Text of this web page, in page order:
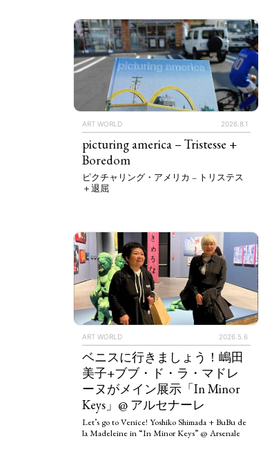
ART WORLD 2026.8.1
picturing america – Tristesse +
Boredom
ピクチャリング・アメリカ – トリステス
＋退屈
ART WORLD 2026.5.6
ベニスに行きましょう！嶋田
美子+ブブ・ド・ラ・マドレ
ーヌがメイン展示「In Minor
Keys」@ アルセナーレ
Let’s go to Venice! Yoshiko Shimada + BuBu de
la Madeleine in “In Minor Keys” @ Arsenale